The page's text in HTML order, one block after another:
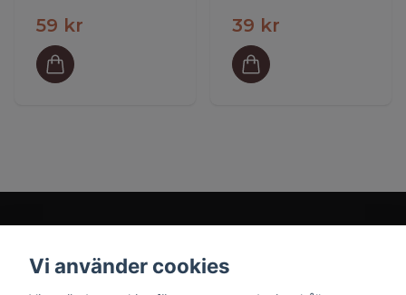
59 kr 39 kr
Prenumerera på vårt nyhetsbrev
Vi använder cookies